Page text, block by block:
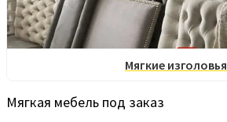
Мягкие изголовья
Мягкая мебель под заказ